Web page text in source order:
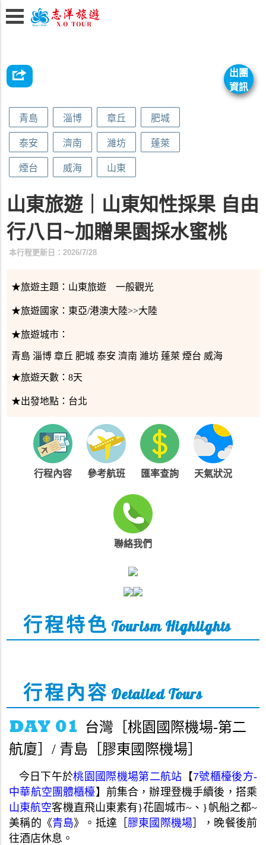
出團
資訊
青島 淄博 章丘 肥城
泰安 濟南 濰坊 蓬萊
煙台 威海 山東
山東旅遊｜山東知性採果 自由
行八日~加贈果園採水蜜桃
本行程更新日：2026/7/28
★旅遊主題： 山東旅遊 一般觀光
★旅遊國家： 東亞/港澳大陸>>大陸
★旅遊城市：
青島 淄博 章丘 肥城 泰安 濟南 濰坊 蓬萊 煙台 威海
★旅遊天數：8天
★出發地點： 台北
行程內容 參考航班 匯率查詢 天氣狀況
聯絡我們
行程特色 Tourism Highlights
行程內容 Detailed Tours
台灣［桃園國際機場-第二
航廈］/ 青島［膠東國際機場］
今日下午於桃園國際機場第二航站 【7號櫃檯後方-
中華航空團體櫃檯】 前集合 ，辦理登機手續後 ， 搭乘
山東航空客機直飛山東素有}花園城市~ 、 } 帆船之都~
美稱的《青島》 。 抵達［ 膠東國際機場 ］， 晚餐後前
往酒店休息 。